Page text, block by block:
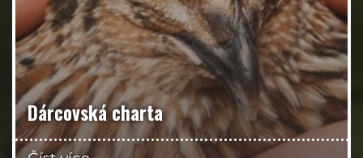
Dárcovská charta